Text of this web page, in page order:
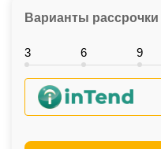
Варианты рассрочки
3 6 9